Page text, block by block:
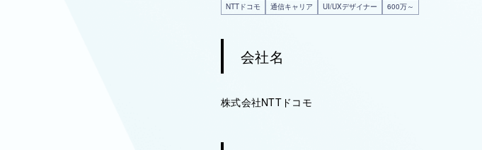
NTTドコモ 通信キャリア UI/UXデザイナー 600万～
会社名
株式会社NTTドコモ